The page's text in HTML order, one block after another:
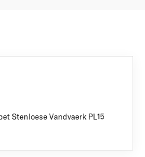
Stenloese Vandvaerk PL15